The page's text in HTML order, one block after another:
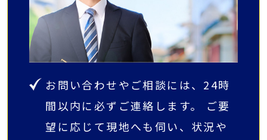
お問い合わせやご相談には、24時
間以内に必ずご連絡します。 ご要
望に応じて現地へも伺い、状況や